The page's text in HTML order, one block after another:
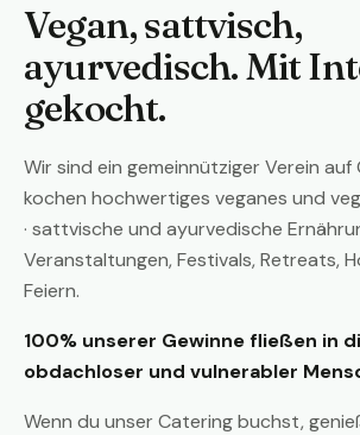
Vegan, sattvisch,
ayurvedisch. Mit
gekocht.
Wir sind ein gemeinnütziger Verein auf
kochen hochwertiges veganes und
· sattvische und ayurvedische
Veranstaltungen, Festivals, Retreats,
Feiern.
100% unserer Gewinne fließen in
obdachloser und vulnerabler
Wenn du unser Catering buchst,